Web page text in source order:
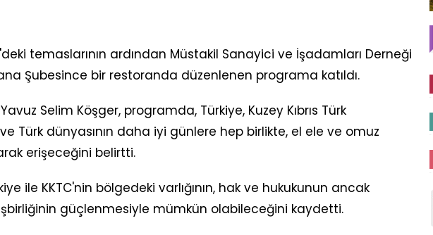
temaslarının ardından Müstakil Sanayici ve İşadamları Derneği
Şubesince bir restoranda düzenlenen programa katıldı.
Selim Köşger, programda, Türkiye, Kuzey Kıbrıs Türk
Türk dünyasının daha iyi günlere hep birlikte, el ele ve omuz
erişeceğini belirtti.
ile KKTC'nin bölgedeki varlığının, hak ve hukukunun ancak
güçlenmesiyle mümkün olabileceğini kaydetti.